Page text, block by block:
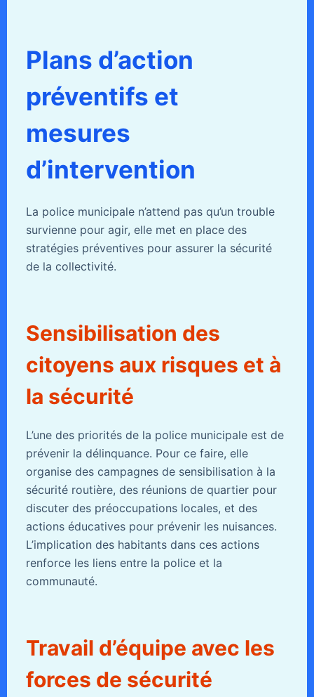
Plans d’action
préventifs et
mesures
d’intervention
La police municipale n’attend pas qu’un trouble
survienne pour agir, elle met en place des
stratégies préventives pour assurer la sécurité
de la collectivité.
Sensibilisation des
citoyens aux risques et à
la sécurité
L’une des priorités de la police municipale est de
prévenir la délinquance. Pour ce faire, elle
organise des campagnes de sensibilisation à la
sécurité routière, des réunions de quartier pour
discuter des préoccupations locales, et des
actions éducatives pour prévenir les nuisances.
L’implication des habitants dans ces actions
renforce les liens entre la police et la
communauté.
Travail d’équipe avec les
forces de sécurité